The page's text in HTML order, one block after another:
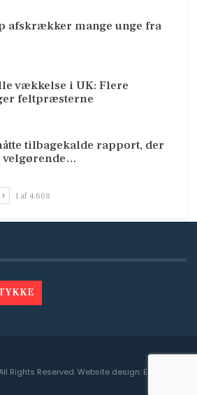
afskrækker mange unge fra
vækkelse i UK: Flere
feltpræsterne
tilbagekalde rapport, der
velgørende…
1 af 4.668
Rights Reserved.Website design: Engedal